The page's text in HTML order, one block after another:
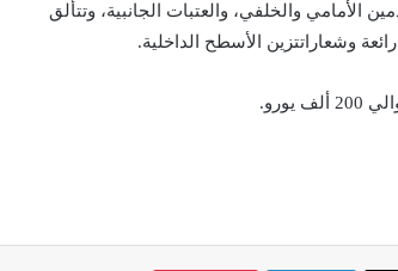
والخلفي، والعتبات الجانبية، وتتألق
وشعاراتتزين الأسطح الداخلية.